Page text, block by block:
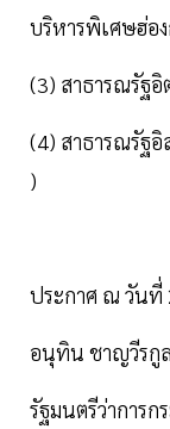
บริหารพิเศษฮ่อ
(3) สาธารณรัฐ
(4) สาธารณรัฐ
)
ประกาศ ณ วันที่
อนุทิน ชาญวีรกูล
รัฐมนตรีว่าการก